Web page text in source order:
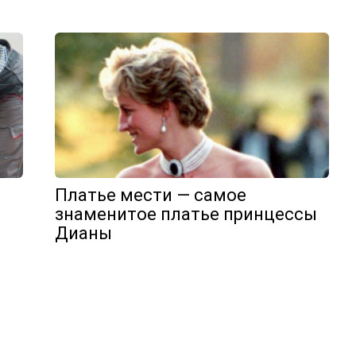
Платье мести — самое
знаменитое платье принцессы
Дианы